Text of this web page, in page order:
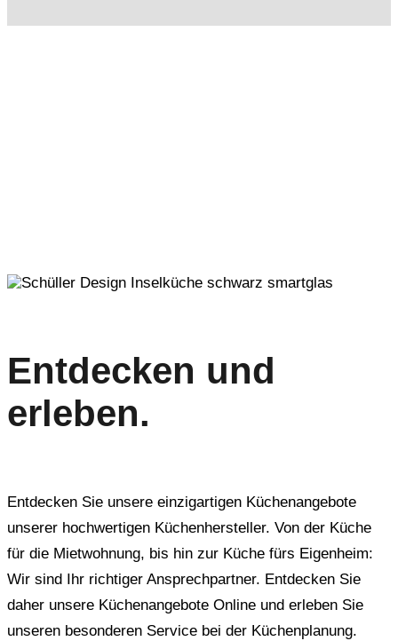
Entdecken und
erleben.
Entdecken Sie unsere einzigartigen Küchenangebote
unserer hochwertigen Küchenhersteller. Von der Küche
für die Mietwohnung, bis hin zur Küche fürs Eigenheim:
Wir sind Ihr richtiger Ansprechpartner. Entdecken Sie
daher unsere Küchenangebote Online und erleben Sie
unseren besonderen Service bei der Küchenplanung.